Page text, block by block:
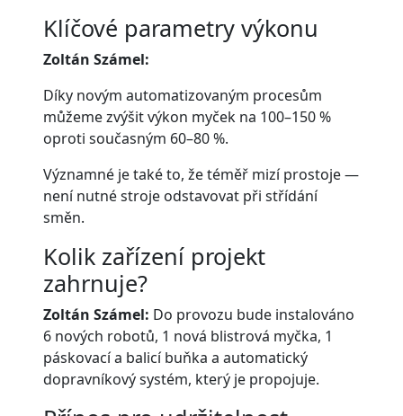
Klíčové parametry výkonu
Zoltán Számel:
Díky novým automatizovaným procesům
můžeme zvýšit výkon myček na 100–150 %
oproti současným 60–80 %.
Významné je také to, že téměř mizí prostoje —
není nutné stroje odstavovat při střídání
směn.
Kolik zařízení projekt
zahrnuje?
Zoltán Számel: Do provozu bude instalováno
6 nových robotů, 1 nová blistrová myčka, 1
páskovací a balicí buňka a automatický
dopravníkový systém, který je propojuje.